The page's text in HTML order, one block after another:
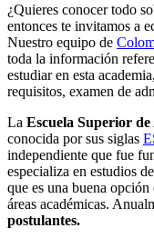
¿Quieres conocer todo
entonces te invitamos a
Nuestro equipo de
toda la información
estudiar en esta
requisitos, examen de
La Escuela Superior
conocida por sus siglas
independiente que fue
especializa en estudios
que es una buena opción
áreas académicas.
postulantes.